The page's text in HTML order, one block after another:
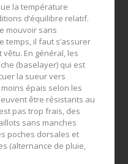
la température
d’équilibre relatif.
mouvoir sans
temps, il faut s’assurer
En général, les
(baselayer) qui est
la sueur vers
épais selon les
être résistants au
pas trop frais, des
sans manches
poches dorsales et
(alternance de pluie,